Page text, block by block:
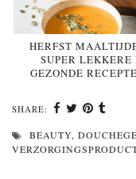
HERFST
SUPER LEKKERE
GEZONDE
SHARE:
BEAUTY,